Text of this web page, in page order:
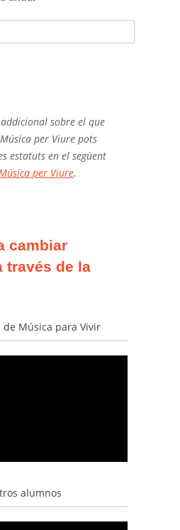
sobre el que
per Viure pots
estatuts en el següent
per Viure.
cambiar
través de la
Música para Vivir
alumnos